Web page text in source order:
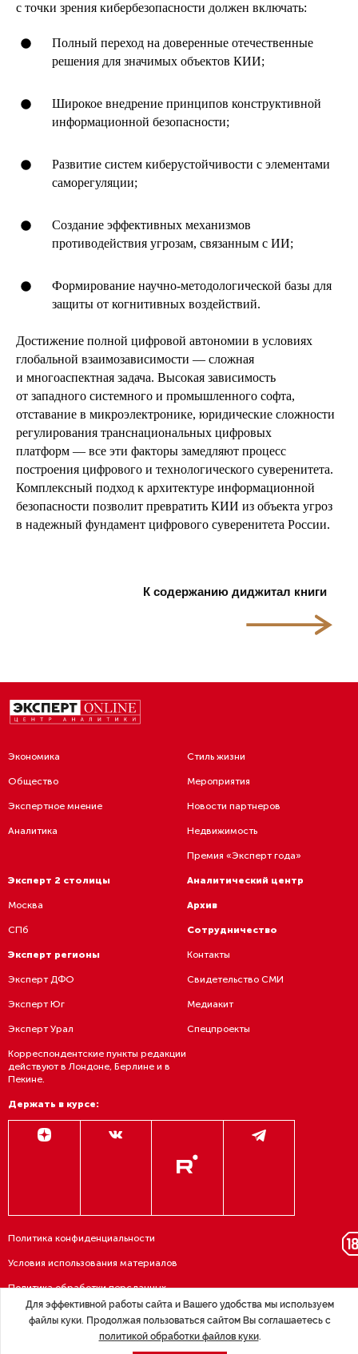
с точки зрения кибербезопасности должен включать:
Полный переход на доверенные отечественные
решения для значимых объектов КИИ;
Широкое внедрение принципов конструктивной
информационной безопасности;
Развитие систем киберустойчивости с элементами
саморегуляции;
Создание эффективных механизмов
противодействия угрозам, связанным с ИИ;
Формирование научно-методологической базы для
защиты от когнитивных воздействий.
Достижение полной цифровой автономии в условиях
глобальной взаимозависимости — сложная
и многоаспектная задача. Высокая зависимость
от западного системного и промышленного софта,
отставание в микроэлектронике, юридические сложности
регулирования транснациональных цифровых
платформ — все эти факторы замедляют процесс
построения цифрового и технологического суверенитета.
Комплексный подход к архитектуре информационной
безопасности позволит превратить КИИ из объекта угроз
в надежный фундамент цифрового суверенитета России.
К содержанию диджитал книги
Экономика
Общество
Экспертное мнение
Аналитика
Стиль жизни
Мероприятия
Новости партнеров
Недвижимость
Премия «Эксперт года»
Эксперт 2 столицы
Москва
СПб
Эксперт регионы
Эксперт ДФО
Эксперт Юг
Эксперт Урал
Корреспондентские пункты редакции
действуют в Лондоне, Берлине и в
Пекине.
Аналитический центр
Архив
Сотрудничество
Контакты
Свидетельство СМИ
Медиакит
Спецпроекты
Держать в курсе:
Политика конфиденциальности
Условия использования материалов
Политика обработки персданных
Договор — публичная оферта
Для эффективной работы сайта и Вашего удобства мы используем
файлы куки. Продолжая пользоваться сайтом Вы соглашаетесь с
политикой обработки файлов куки.